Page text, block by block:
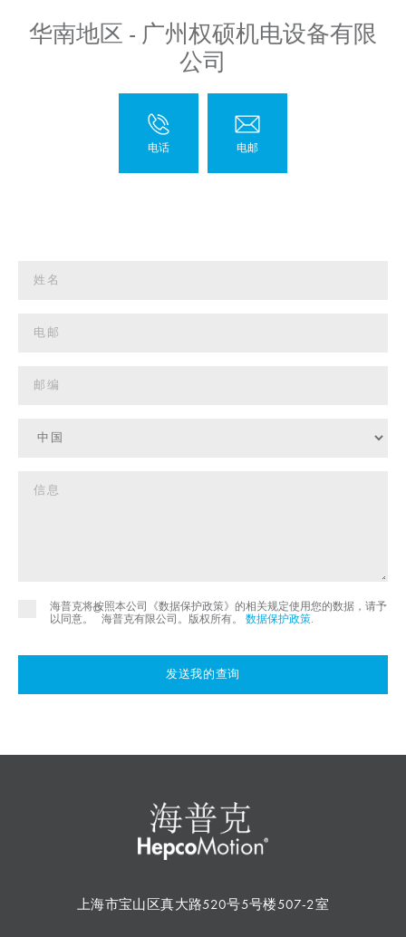
华南地区 - 广州权硕机电设备有限
公司
海普克将按照本公司《数据保护政策》的相关规定使用您的数据，请予
以同意。
©
海普克有限公司。版权所有。 数据保护政策
发送我的查询
上海市宝山区真大路520号5号楼507-2室